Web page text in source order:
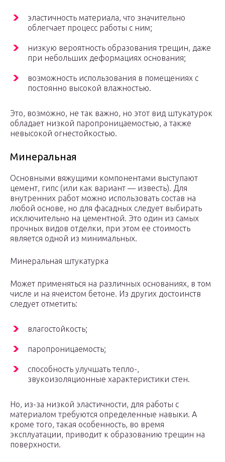
эластичность материала, что значительно
облегчает процесс работы с ним;
низкую вероятность образования трещин, даже
при небольших деформациях основания;
возможность использования в помещениях с
постоянно высокой влажностью.
Это, возможно, не так важно, но этот вид штукатурок
обладает низкой паропроницаемостью, а также
невысокой огнестойкостью.
Минеральная
Основными вяжущими компонентами выступают
цемент, гипс (или как вариант — известь). Для
внутренних работ можно использовать состав на
любой основе, но для фасадных следует выбирать
исключительно на цементной. Это один из самых
прочных видов отделки, при этом ее стоимость
является одной из минимальных.
Минеральная штукатурка
Может применяться на различных основаниях, в том
числе и на ячеистом бетоне. Из других достоинств
следует отметить:
влагостойкость;
паропроницаемость;
способность улучшать тепло-,
звукоизоляционные характеристики стен.
Но, из-за низкой эластичности, для работы с
материалом требуются определенные навыки. А
кроме того, такая особенность, во время
эксплуатации, приводит к образованию трещин на
поверхности.